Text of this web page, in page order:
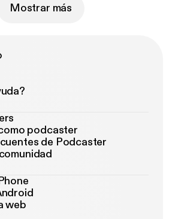
Mostrar más
podcaster
de Podcaster
web